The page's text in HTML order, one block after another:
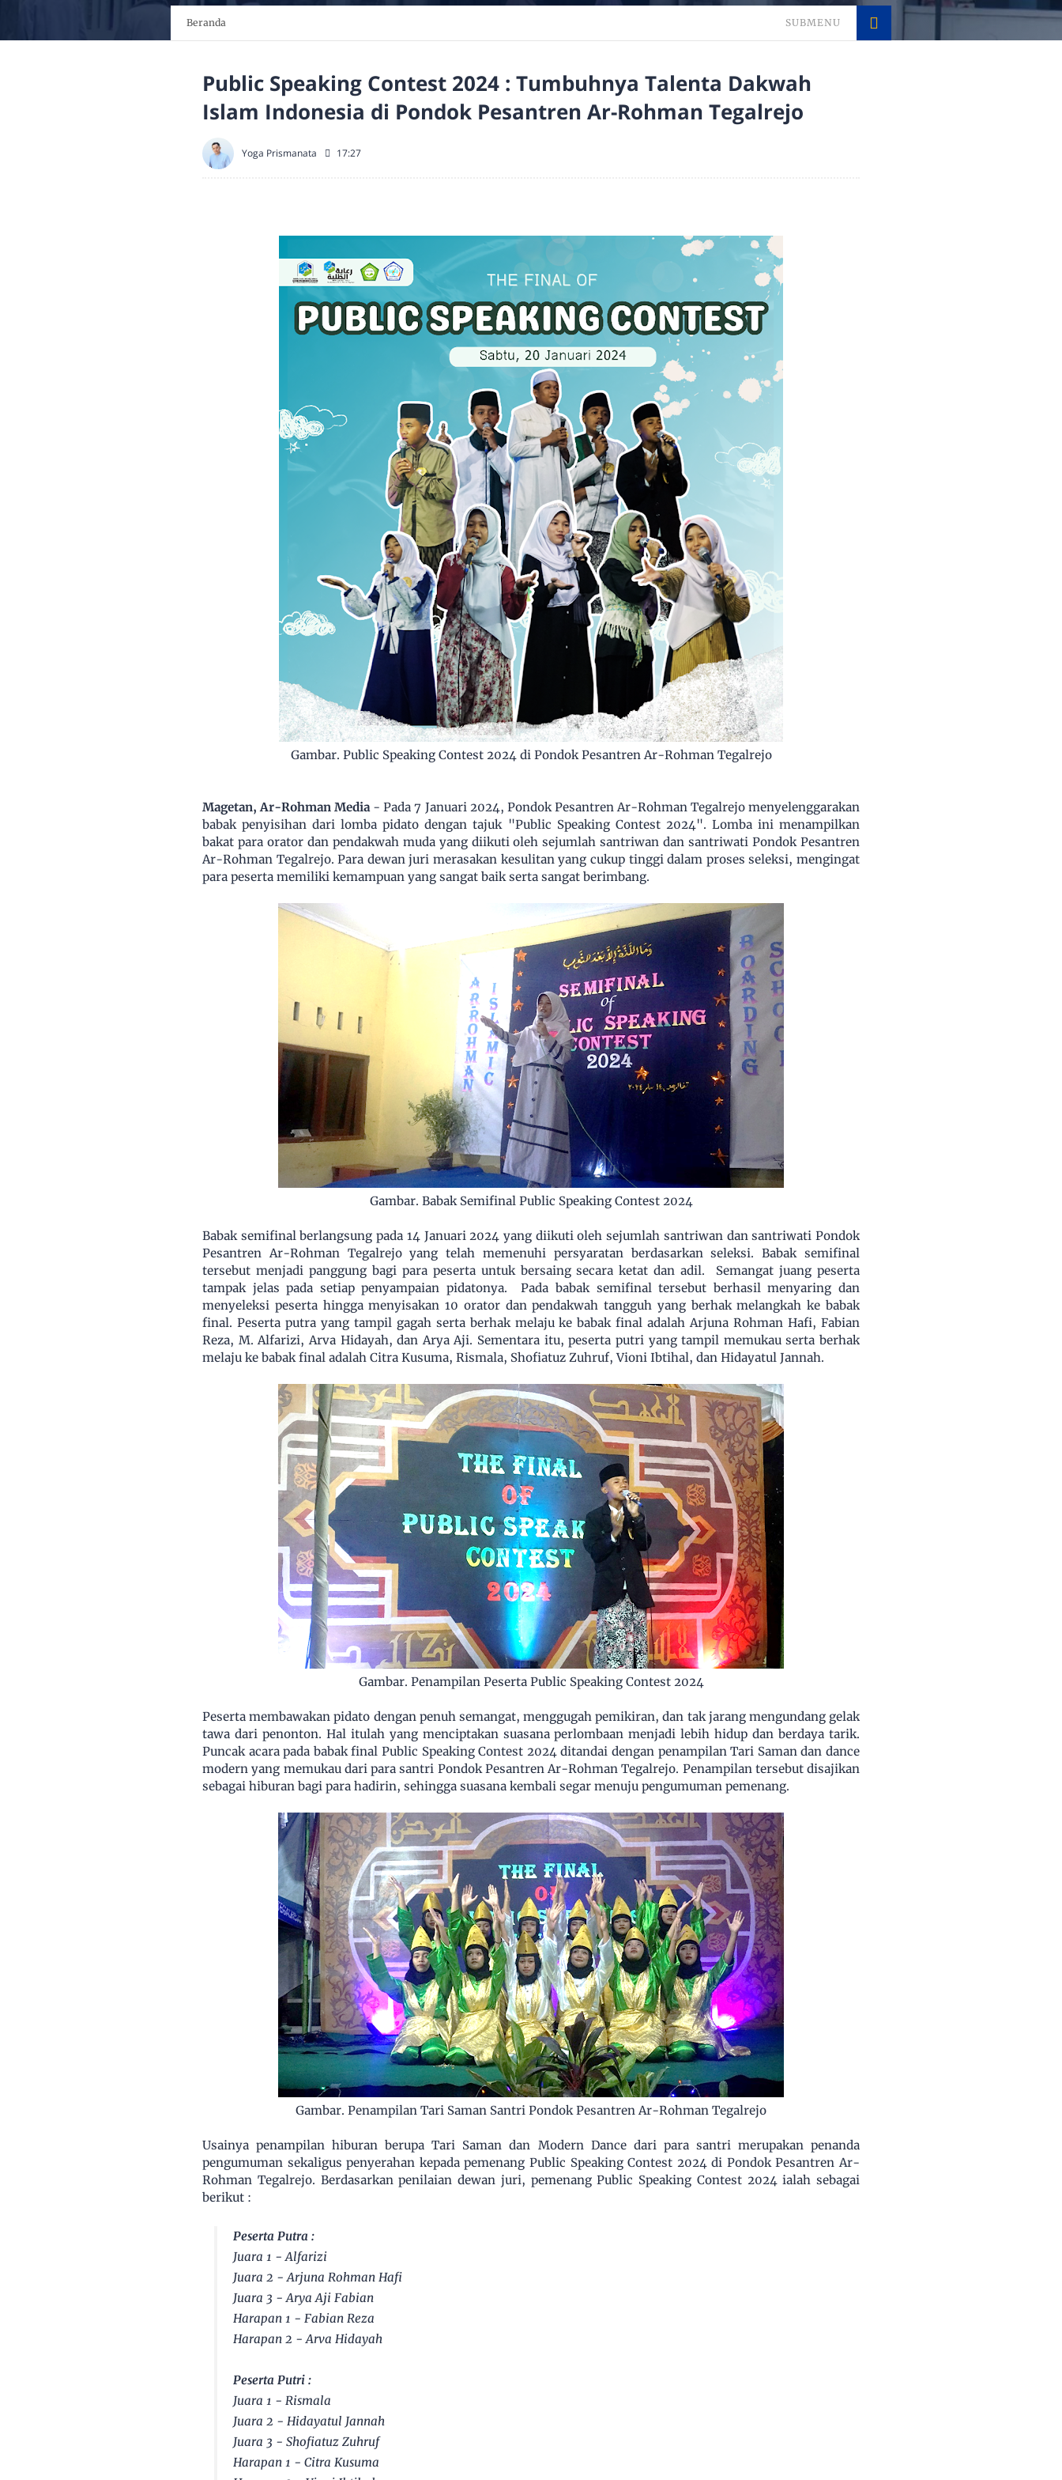
Beranda SUBMENU
Public Speaking Contest 2024 : Tumbuhnya Talenta Dakwah
Islam Indonesia di Pondok Pesantren Ar-Rohman Tegalrejo
Yoga Prismanata 17:27
Gambar. Public Speaking Contest 2024 di Pondok Pesantren Ar-Rohman Tegalrejo
Magetan, Ar-Rohman Media- Pada 7 Januari 2024, Pondok Pesantren Ar-Rohman Tegalrejo menyelenggarakan
babak penyisihan dari lomba pidato dengan tajuk "Public Speaking Contest 2024". Lomba ini menampilkan
bakat para orator dan pendakwah muda yang diikuti oleh sejumlah santriwan dan santriwati Pondok Pesantren
Ar-Rohman Tegalrejo. Para dewan juri merasakan kesulitan yang cukup tinggi dalam proses seleksi, mengingat
para peserta memiliki kemampuan yang sangat baik serta sangat berimbang.
Gambar. Babak Semifinal Public Speaking Contest 2024
Babak semifinal berlangsung pada 14 Januari 2024 yang diikuti oleh sejumlah santriwan dan santriwati Pondok
Pesantren Ar-Rohman Tegalrejo yang telah memenuhi persyaratan berdasarkan seleksi. Babak semifinal
tersebut menjadi panggung bagi para peserta untuk bersaing secara ketat dan adil. Semangat juang peserta
tampak jelas pada setiap penyampaian pidatonya. Pada babak semifinal tersebut berhasil menyaring dan
menyeleksi peserta hingga menyisakan 10 orator dan pendakwah tangguh yang berhak melangkah ke babak
final. Peserta putra yang tampil gagah serta berhak melaju ke babak final adalah Arjuna Rohman Hafi, Fabian
Reza, M. Alfarizi, Arva Hidayah, dan Arya Aji. Sementara itu, peserta putri yang tampil memukau serta berhak
melaju ke babak final adalah Citra Kusuma, Rismala, Shofiatuz Zuhruf, Vioni Ibtihal, dan Hidayatul Jannah.
Gambar. Penampilan Peserta Public Speaking Contest 2024
Peserta membawakan pidato dengan penuh semangat, menggugah pemikiran, dan tak jarang mengundang gelak
tawa dari penonton. Hal itulah yang menciptakan suasana perlombaan menjadi lebih hidup dan berdaya tarik.
Puncak acara pada babak final Public Speaking Contest 2024ditandai dengan penampilan Tari Saman dan dance
modern yang memukau dari para santri Pondok Pesantren Ar-Rohman Tegalrejo. Penampilan tersebut disajikan
sebagai hiburan bagi para hadirin, sehingga suasana kembali segar menuju pengumuman pemenang.
Gambar. Penampilan Tari Saman Santri Pondok Pesantren Ar-Rohman Tegalrejo
Usainya penampilan hiburan berupa Tari Saman dan Modern Dance dari para santri merupakan penanda
pengumuman sekaligus penyerahan kepada pemenang Public Speaking Contest 2024 di Pondok Pesantren Ar-
Rohman Tegalrejo. Berdasarkan penilaian dewan juri, pemenang Public Speaking Contest 2024 ialah sebagai
berikut :
Peserta Putra :
Juara 1 - Alfarizi
Juara 2 - Arjuna Rohman Hafi
Juara 3 - Arya Aji Fabian
Harapan 1 - Fabian Reza
Harapan 2 - Arva Hidayah
Peserta Putri :
Juara 1 - Rismala
Juara 2 - Hidayatul Jannah
Juara 3 - Shofiatuz Zuhruf
Harapan 1 - Citra Kusuma